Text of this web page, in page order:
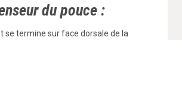
du pouce :
se termine sur face dorsale de la